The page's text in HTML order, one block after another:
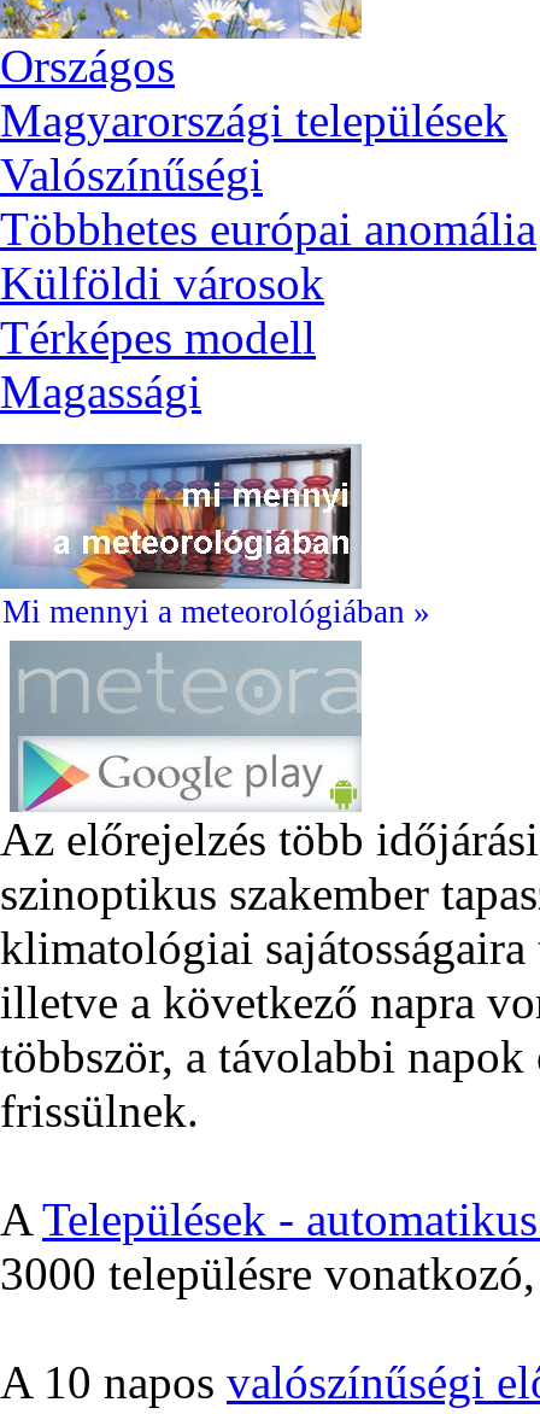
Országos
Magyarországi települések
Valószínűségi
Többhetes európai anomália
Külföldi városok
Térképes modell
Magassági
Mi mennyi a meteorológiában »
Az előrejelzés több
szinoptikus szakember
klimatológiai
illetve a következő napra
többször, a távolabbi napok
frissülnek.
ATelepülések -
3000 településre
A 10 napos valószínűségi